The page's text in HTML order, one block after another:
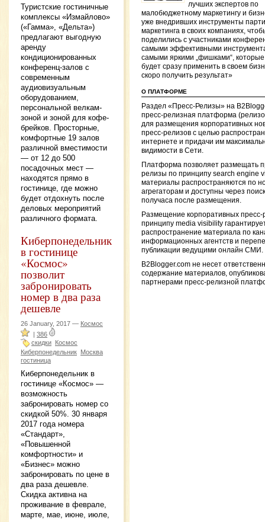
Туристские гостиничные
комплексы «Измайлово»
(«Гамма», «Дельта»)
предлагают выгодную
аренду
кондиционированных
конференц-залов с
современным
аудиовизуальным
оборудованием,
персональной велкам-
зоной и зоной для кофе-
брейков. Просторные,
комфортные 19 залов
различной вместимости
— от 12 до 500
посадочных мест —
находятся прямо в
гостинице, где можно
будет отдохнуть после
деловых мероприятий
различного формата.
Киберпонедельник
в гостинице
«Космос»
позволит
забронировать
номер в два раза
дешевле
26 January, 2017 — Космос
| 386
скидки Космос
Киберпонедельник Москва
гостиница
Киберпонедельник в
гостинице «Космос» —
возможность
забронировать номер со
скидкой 50%. 30 января
2017 года номера
«Стандарт»,
«Повышенной
комфортности» и
«Бизнес» можно
забронировать по цене в
два раза дешевле.
Скидка активна на
проживание в феврале,
марте, мае, июне, июле,
лучших экспертов по
малобюджетному маркетингу и
уже внедривших инструменты
маркетинга в своих компаниях,
поделились с участниками
самыми эффективными
самыми яркими „фишками“,
будет сразу применить в своем
скоро получить результат»
О ПЛАТФОРМЕ
Раздел «Пресс-Релизы» на
пресс-релизная платформа
для размещения корпоративных
пресс-релизов с целью
интернете и придачи им
видимости в Сети.
Платформа позволяет размещать
релизы по принципу search engine
материалы распространяются по
агрегаторам и доступны через
получаса после размещения.
Размещение корпоративных пресс-
принципу media visibility
распространение материала по
информационных агентств и
публикации ведущими онлайн СМИ.
B2Blogger.com не несет
содержание материалов,
партнерами пресс-релизной